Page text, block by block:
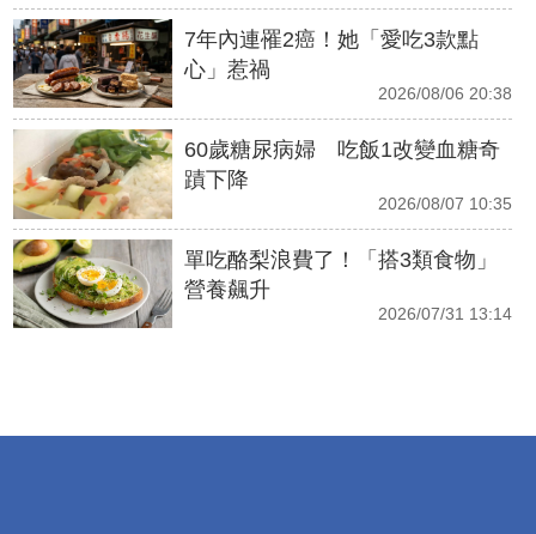
7年內連罹2癌！她「愛吃3款點
心」惹禍
2026/08/06 20:38
60歲糖尿病婦 吃飯1改變血糖奇
蹟下降
2026/08/07 10:35
單吃酪梨浪費了！「搭3類食物」
營養飆升
2026/07/31 13:14